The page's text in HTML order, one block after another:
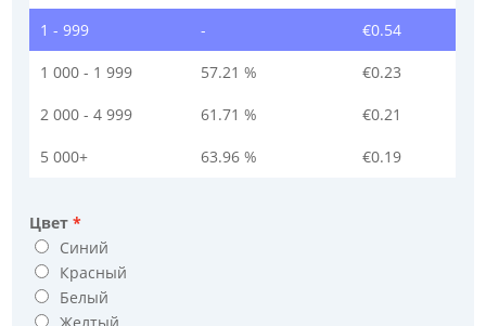
1 - 999 - €0.54
1 000 - 1 999 57.21 % €0.23
2 000 - 4 999 61.71 % €0.21
5 000+ 63.96 % €0.19
Цвет
Синий
Красный
Белый